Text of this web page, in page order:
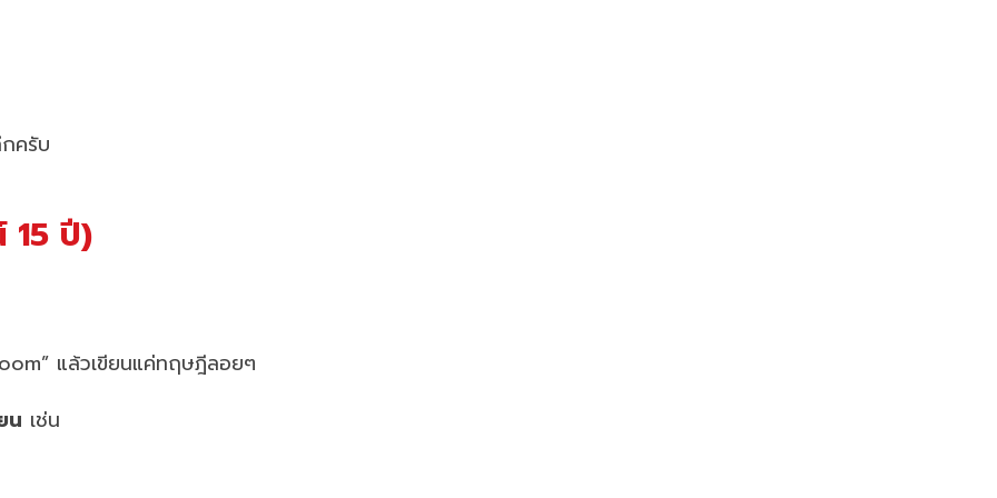
กครับ
15 ปี)
แล้วเขียนแค่ทฤษฎีลอยๆ
น เช่น